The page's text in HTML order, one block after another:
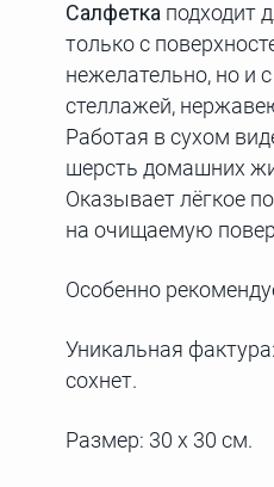
Салфетка подходит
только с
нежелательно, но и
стеллажей,
Работая в сухом
шерсть домашних
Оказывает лёгкое
на очищаемую
Особенно
Уникальная
сохнет.
Размер: 30 х 30 см.